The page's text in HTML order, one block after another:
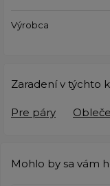
Výrobca
Zaradení v týchto
Pre páry
Mohlo by sa vám